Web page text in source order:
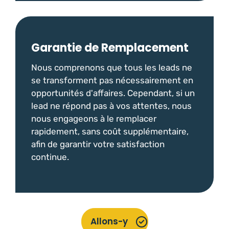
Garantie de Remplacement
Nous comprenons que tous les leads ne
se transforment pas nécessairement en
opportunités d'affaires. Cependant, si un
lead ne répond pas à vos attentes, nous
nous engageons à le remplacer
rapidement, sans coût supplémentaire,
afin de garantir votre satisfaction
continue.
Allons-y